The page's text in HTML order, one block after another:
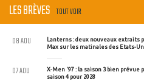
LES BRÈVES TOUT VOIR
Lanterns : deux nouveaux extraits
Max sur les matinales des Etats-
08 AOU
X-Men '97 : la saison 3 bien prévue
saison 4 pour 2028
07 AOU